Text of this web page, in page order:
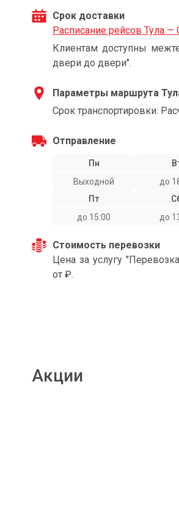
Срок доставки
Расписание рейсов Тула —
Клиентам доступны
двери до двери".
Параметры маршрута
Срок транспортировки:
Отправление
Пн
Выходной
до
Пт
до 15:00
до
Стоимость перевозки
Цена за услугу
от ₽.
Акции